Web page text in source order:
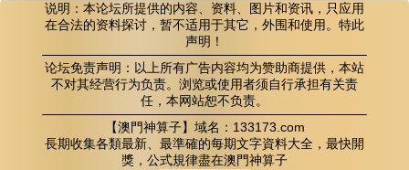
说明：本论坛所提供的内容、资料、图片和资讯，只应用
在合法的资料探讨，暂不适用于其它，外围和使用。特此
声明！
论坛免责声明：以上所有广告内容均为赞助商提供，本站
不对其经营行为负责。浏览或使用者须自行承担有关责
任，本网站恕不负责。
【澳門神算子】域名：133173.com
長期收集各類最新、最準確的每期文字資料大全，最快開
獎，公式規律盡在澳門神算子